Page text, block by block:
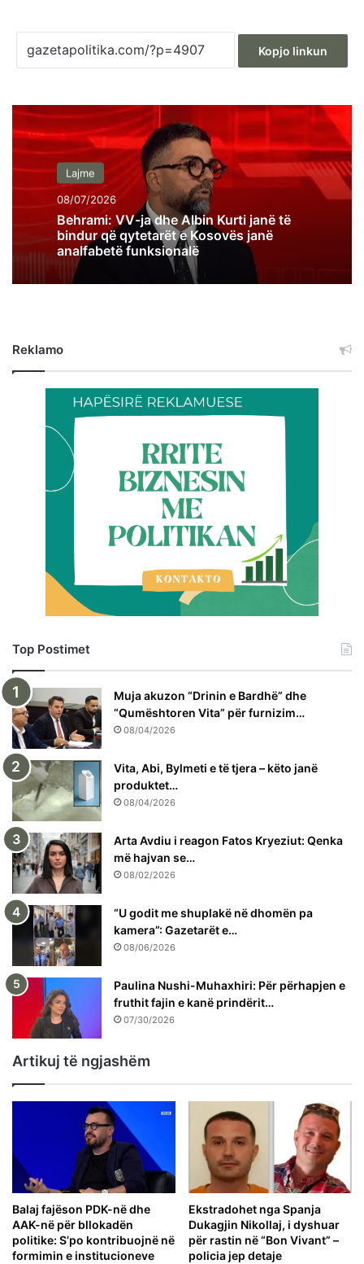
Kopjo linkun
Lajme
08/07/2026
Behrami: VV-ja dhe Albin Kurti janë të
bindur që qytetarët e Kosovës janë
analfabetë funksionalë
Reklamo
Top Postimet
Muja akuzon “Drinin e Bardhë” dhe
“Qumështoren Vita” për furnizim…
08/04/2026
Vita, Abi, Bylmeti e të tjera – këto janë
produktet…
08/04/2026
Arta Avdiu i reagon Fatos Kryeziut: Qenka
më hajvan se…
08/02/2026
“U godit me shuplakë në dhomën pa
kamera”: Gazetarët e…
08/06/2026
Paulina Nushi-Muhaxhiri: Për përhapjen e
fruthit fajin e kanë prindërit…
07/30/2026
Artikuj të ngjashëm
Balaj fajëson PDK-në dhe
AAK-në për bllokadën
politike: S’po kontribuojnë në
formimin e institucioneve
Ekstradohet nga Spanja
Dukagjin Nikollaj, i dyshuar
për rastin në “Bon Vivant” –
policia jep detaje